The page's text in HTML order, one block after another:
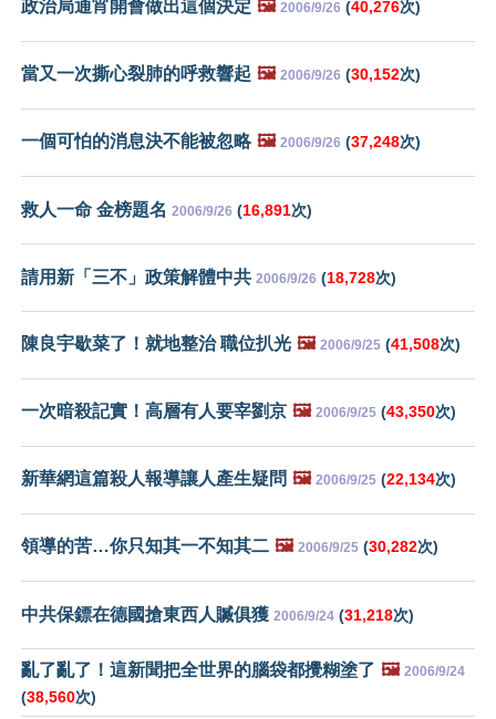
政治局通宵開會做出這個決定 🖼️ 2006/9/26 (40,276次)
當又一次撕心裂肺的呼救響起 🖼️ 2006/9/26 (30,152次)
一個可怕的消息決不能被忽略 🖼️ 2006/9/26 (37,248次)
救人一命 金榜題名 2006/9/26 (16,891次)
請用新「三不」政策解體中共 2006/9/26 (18,728次)
陳良宇歇菜了！就地整治 職位扒光 🖼️ 2006/9/25 (41,508次)
一次暗殺記實！高層有人要宰劉京 🖼️ 2006/9/25 (43,350次)
新華網這篇殺人報導讓人產生疑問 🖼️ 2006/9/25 (22,134次)
領導的苦…你只知其一不知其二 🖼️ 2006/9/25 (30,282次)
中共保鏢在德國搶東西人贓俱獲 2006/9/24 (31,218次)
亂了亂了！這新聞把全世界的腦袋都攪糊塗了 🖼️ 2006/9/24
(38,560次)